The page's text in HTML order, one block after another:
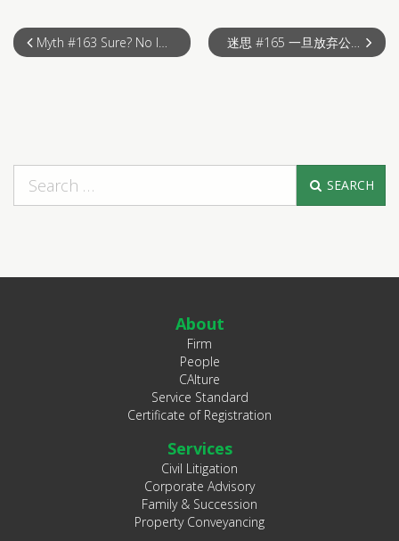
Myth #163 Sure? No legal fees for property purchase? 迷思 #165 一旦放弃公民权，在国内的一切房产将失去拥有权？
SEARCH
About
Firm
People
CAlture
Service Standard
Certificate of Registration
Services
Civil Litigation
Corporate Advisory
Family & Succession
Property Conveyancing